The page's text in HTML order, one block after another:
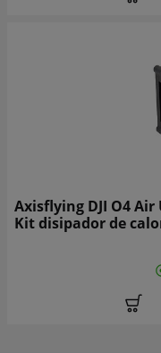
Axisflying DJI O4
Kit disipador de